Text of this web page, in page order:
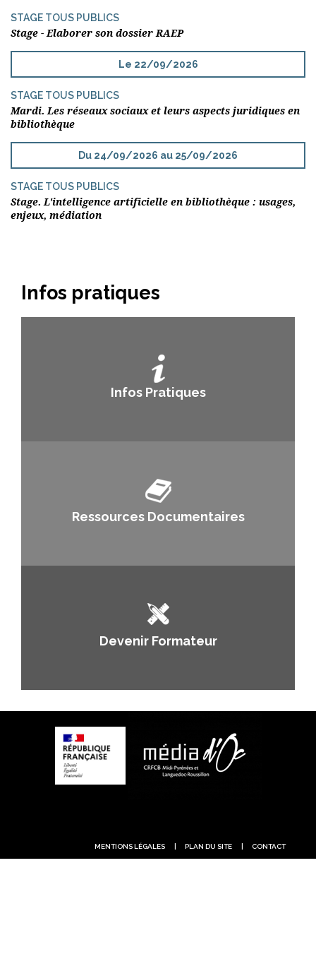
STAGE TOUS PUBLICS
Stage - Elaborer son dossier RAEP
Le 22/09/2026
STAGE TOUS PUBLICS
Mardi. Les réseaux sociaux et leurs aspects juridiques en
bibliothèque
Du 24/09/2026 au 25/09/2026
STAGE TOUS PUBLICS
Stage. L'intelligence artificielle en bibliothèque : usages,
enjeux, médiation
Infos pratiques
Infos Pratiques
Ressources Documentaires
Devenir Formateur
MENTIONS LÉGALES PLAN DU SITE CONTACT